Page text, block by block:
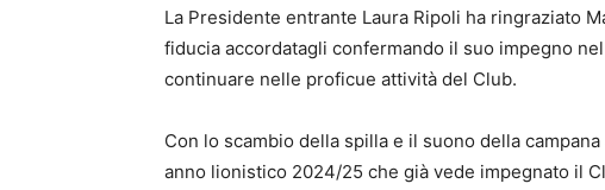
La Presidente entrante Laura Ripoli ha ringraziato
fiducia accordatagli confermando il suo impegno
continuare nelle proficue attività del Club.
Con lo scambio della spilla e il suono della
anno lionistico 2024/25 che già vede impegnato il